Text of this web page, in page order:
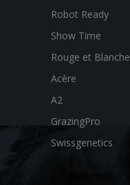
Robot Ready
Show Time
Rouge et Blanche
Acère
A2
GrazingPro
Swissgenetics